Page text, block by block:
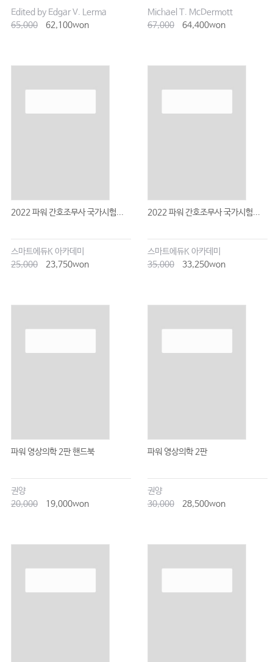
Edited by Edgar V. Lerma
65,000
62,100won
Michael T. McDermott
67,000
64,400won
2022 파워 간호조무사 국가시험...
스마트에듀K 아카데미
25,000
23,750won
2022 파워 간호조무사 국가시험...
스마트에듀K 아카데미
35,000
33,250won
파워 영상의학 2판 핸드북
권양
20,000
19,000won
파워 영상의학 2판
권양
30,000
28,500won